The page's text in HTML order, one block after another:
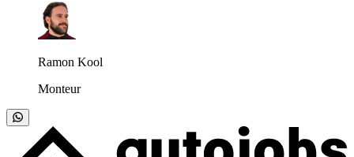
Ramon Kool
Monteur